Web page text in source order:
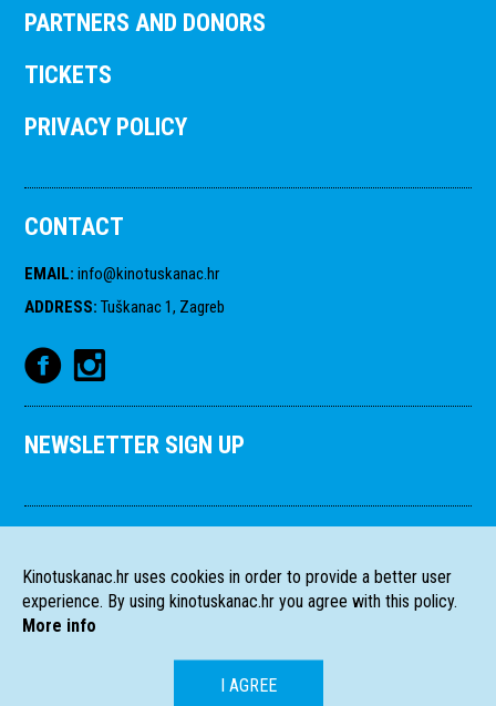
PARTNERS AND DONORS
TICKETS
PRIVACY POLICY
CONTACT
EMAIL: info@kinotuskanac.hr
ADDRESS: Tuškanac 1, Zagreb
NEWSLETTER SIGN UP
Kinotuskanac.hr uses cookies in order to provide a better user
experience. By using kinotuskanac.hr you agree with this policy.
More info
I AGREE